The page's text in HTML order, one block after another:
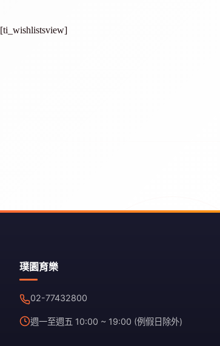
[ti_wishlistsview]
璞園育樂
02-77432800
週一至週五 10:00 ~ 19:00 (例假日除外)